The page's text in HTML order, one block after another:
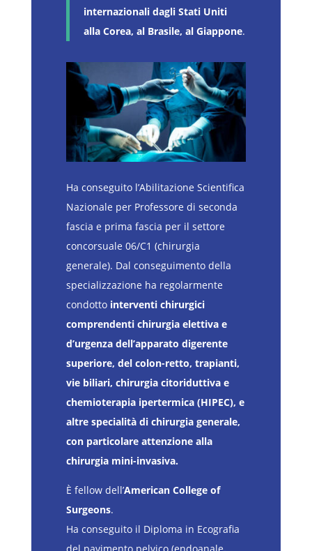
internazionali dagli Stati Uniti
alla Corea, al Brasile, al Giappone.
Ha conseguito l’Abilitazione Scientifica
Nazionale per Professore di seconda
fascia e prima fascia per il settore
concorsuale 06/C1 (chirurgia
generale). Dal conseguimento della
specializzazione ha regolarmente
condotto interventi chirurgici
comprendenti chirurgia elettiva e
d’urgenza dell’apparato digerente
superiore, del colon-retto, trapianti,
vie biliari, chirurgia citoriduttiva e
chemioterapia ipertermica (HIPEC), e
altre specialità di chirurgia generale,
con particolare attenzione alla
chirurgia mini-invasiva.
È fellow dell’American College of
Surgeons.
Ha conseguito il Diploma in Ecografia
del pavimento pelvico (endoanale,